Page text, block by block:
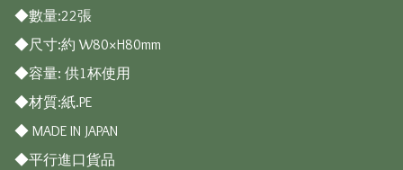
◆數量:22張
◆尺寸:約 W80×H80mm
◆容量: 供1杯使用
◆材質:紙.PE
◆ MADE IN JAPAN
◆平行進口貨品